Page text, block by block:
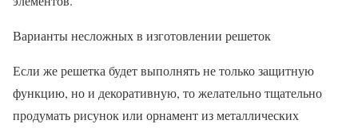
Варианты несложных в изготовлении решеток
Если же решетка будет выполнять не только защитную
функцию, но и декоративную, то желательно тщательно
продумать рисунок или орнамент из металлических